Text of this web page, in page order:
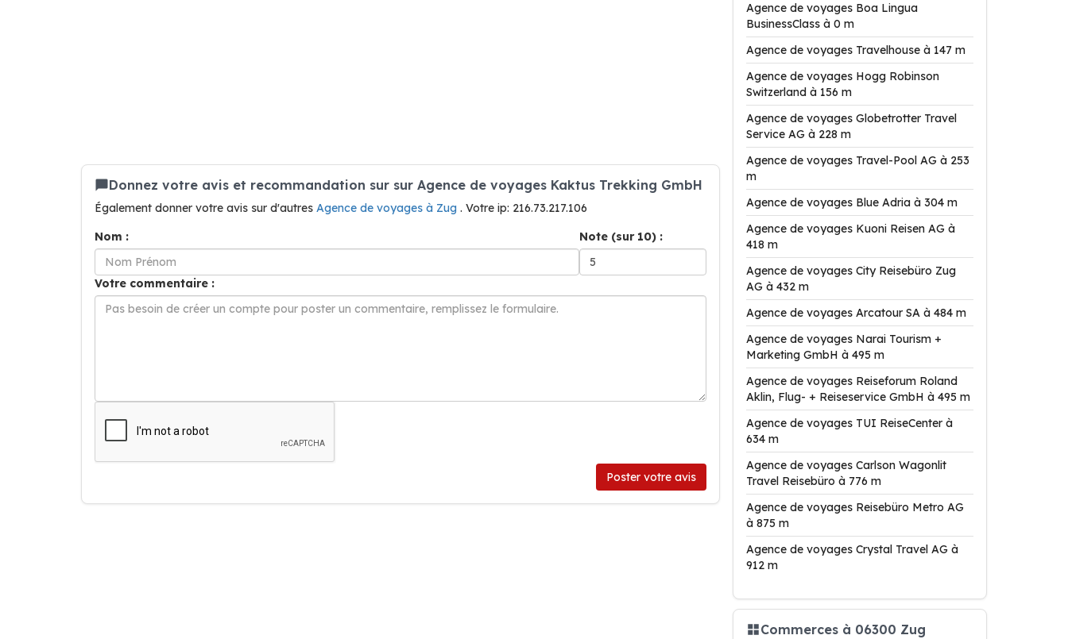
Donnez votre avis et recommandation sur sur Agence de voyages Kaktus Trekking GmbH
Également donner votre avis sur d'autres Agence de voyages à Zug . Votre ip: 216.73.217.106
Nom :
Note (sur 10) :
Votre commentaire :
Poster votre avis
Agence de voyages Boa Lingua
BusinessClass à 0 m
Agence de voyages Travelhouse à 147 m
Agence de voyages Hogg Robinson
Switzerland à 156 m
Agence de voyages Globetrotter Travel
Service AG à 228 m
Agence de voyages Travel-Pool AG à 253
m
Agence de voyages Blue Adria à 304 m
Agence de voyages Kuoni Reisen AG à
418 m
Agence de voyages City Reisebüro Zug
AG à 432 m
Agence de voyages Arcatour SA à 484 m
Agence de voyages Narai Tourism +
Marketing GmbH à 495 m
Agence de voyages Reiseforum Roland
Aklin, Flug- + Reiseservice GmbH à 495 m
Agence de voyages TUI ReiseCenter à
634 m
Agence de voyages Carlson Wagonlit
Travel Reisebüro à 776 m
Agence de voyages Reisebüro Metro AG
à 875 m
Agence de voyages Crystal Travel AG à
912 m
Commerces à 06300 Zug